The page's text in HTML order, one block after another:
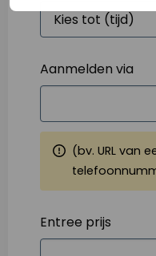
Aanmelden via
(bv. URL van
Entree prijs